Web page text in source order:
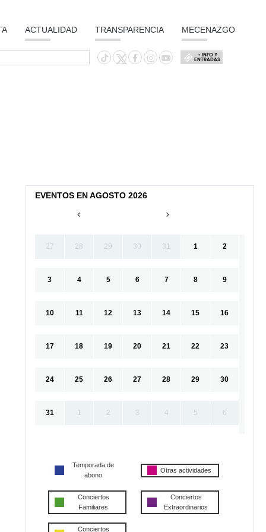
ACTUALIDAD TRANSPARENCIA MECENAZGO
+ INFO Y
ENTRADAS
EVENTOS EN AGOSTO 2026
27 28 29 30 31 1 2
3 4 5 6 7 8 9
10 11 12 13 14 15 16
17 18 19 20 21 22 23
24 25 26 27 28 29 30
31 1 2 3 4 5 6
Temporada de
abono
Otras actividades
Conciertos
Familiares
Conciertos
Extraordinarios
Conciertos